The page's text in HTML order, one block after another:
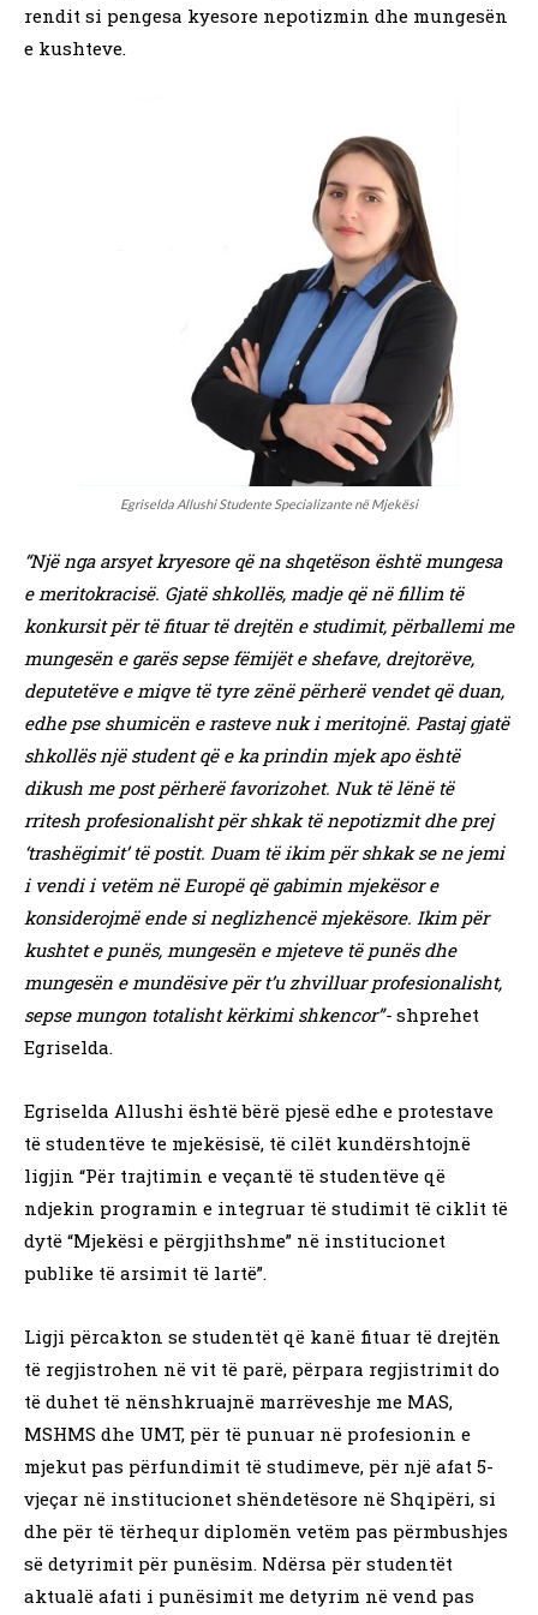
rendit si pengesa kyesore nepotizmin dhe mungesën
e kushteve.
Egriselda Allushi Studente Specializante në Mjekësi
“Një nga arsyet kryesore që na shqetëson është mungesa
e meritokracisë. Gjatë shkollës, madje që në fillim të
konkursit për të fituar të drejtën e studimit, përballemi me
mungesën e garës sepse fëmijët e shefave, drejtorëve,
deputetëve e miqve të tyre zënë përherë vendet që duan,
edhe pse shumicën e rasteve nuk i meritojnë. Pastaj gjatë
shkollës një student që e ka prindin mjek apo është
dikush me post përherë favorizohet. Nuk të lënë të
rritesh profesionalisht për shkak të nepotizmit dhe prej
‘trashëgimit’ të postit. Duam të ikim për shkak se ne jemi
i vendi i vetëm në Europë që gabimin mjekësor e
konsiderojmë ende si neglizhencë mjekësore. Ikim për
kushtet e punës, mungesën e mjeteve të punës dhe
mungesën e mundësive për t’u zhvilluar profesionalisht,
sepse mungon totalisht kërkimi shkencor”- shprehet
Egriselda.
Egriselda Allushi është bërë pjesë edhe e protestave
të studentëve te mjekësisë, të cilët kundërshtojnë
ligjin “Për trajtimin e veçantë të studentëve që
ndjekin programin e integruar të studimit të ciklit të
dytë “Mjekësi e përgjithshme” në institucionet
publike të arsimit të lartë”.
Ligji përcakton se studentët që kanë fituar të drejtën
të regjistrohen në vit të parë, përpara regjistrimit do
të duhet të nënshkruajnë marrëveshje me MAS,
MSHMS dhe UMT, për të punuar në profesionin e
mjekut pas përfundimit të studimeve, për një afat 5-
vjeçar në institucionet shëndetësore në Shqipëri, si
dhe për të tërhequr diplomën vetëm pas përmbushjes
së detyrimit për punësim. Ndërsa për studentët
aktualë afati i punësimit me detyrim në vend pas